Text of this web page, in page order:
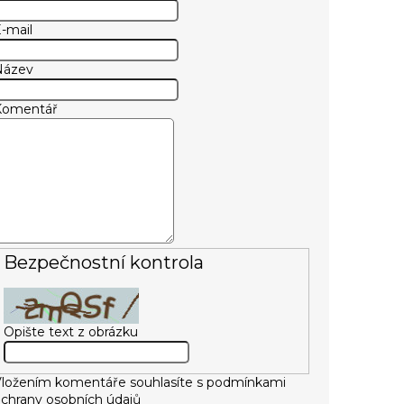
mail
Bezpečnostní kontrola
Opište text z obrázku
komentáře souhlasíte spodmínkami
osobních údajů